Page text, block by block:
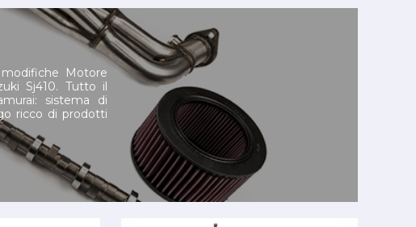
Motore
Sj410. Tutto il
sistema di
ricco di prodotti